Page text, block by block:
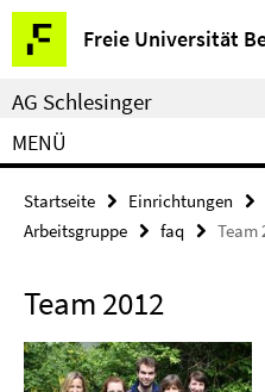
Springe
direkt
zu
Inhalt
Freie Universität
Service-
Navigation
AG Schlesinger
MENÜ
Startseite Einrichtungen
Arbeitsgruppe
faq Team
Team 2012